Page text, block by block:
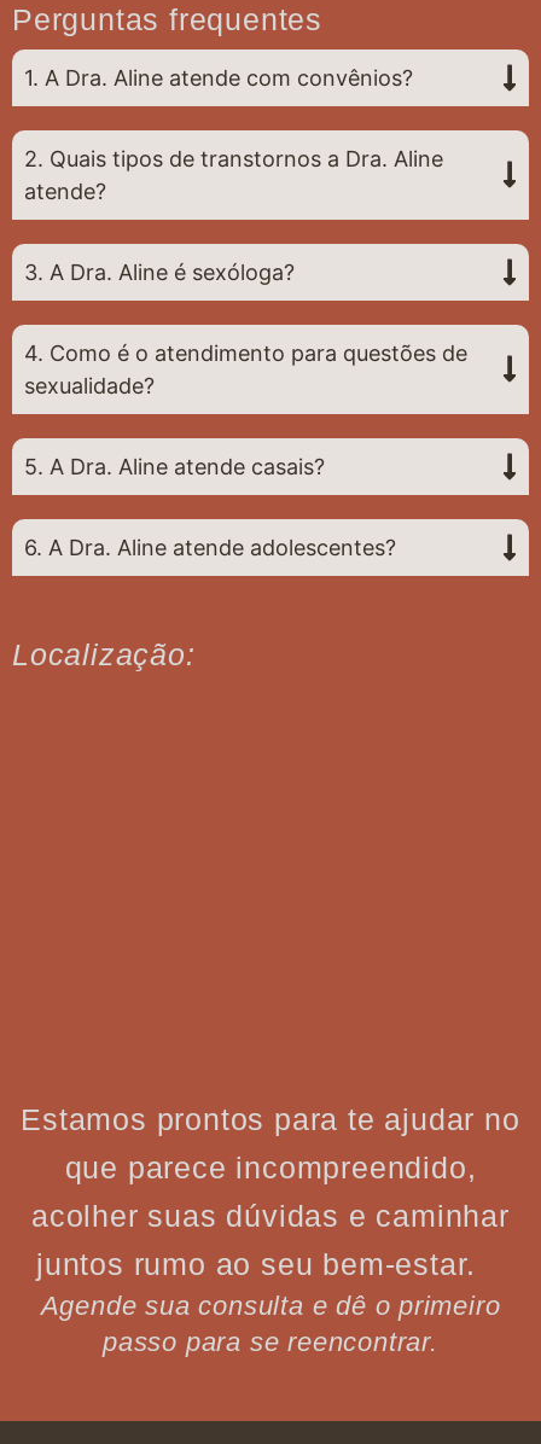
Perguntas frequentes
1. A Dra. Aline atende com convênios?
2. Quais tipos de transtornos a Dra. Aline
atende?
3. A Dra. Aline é sexóloga?
4. Como é o atendimento para questões de
sexualidade?
5. A Dra. Aline atende casais?
6. A Dra. Aline atende adolescentes?
Localização:
Estamos prontos para te ajudar no
que parece incompreendido,
acolher suas dúvidas e caminhar
juntos rumo ao seu bem-estar.
Agende sua consulta e dê o primeiro
passo para se reencontrar.